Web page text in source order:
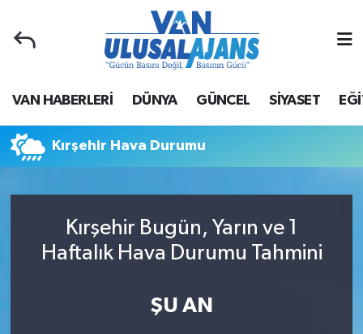
VAN HABERLERİ DÜNYA GÜNCEL SİYASET
Kırşehir Hava Durumu
Kırşehir Bugün, Yarın ve 1
Haftalık Hava Durumu Tahmini
ŞU AN
Van Nöbetçi Eczaneler
Van Hava Durumu
Van Namaz Vakitleri
Süper Lig Puan Durumu ve Fikstür
Son Dakika Haberleri